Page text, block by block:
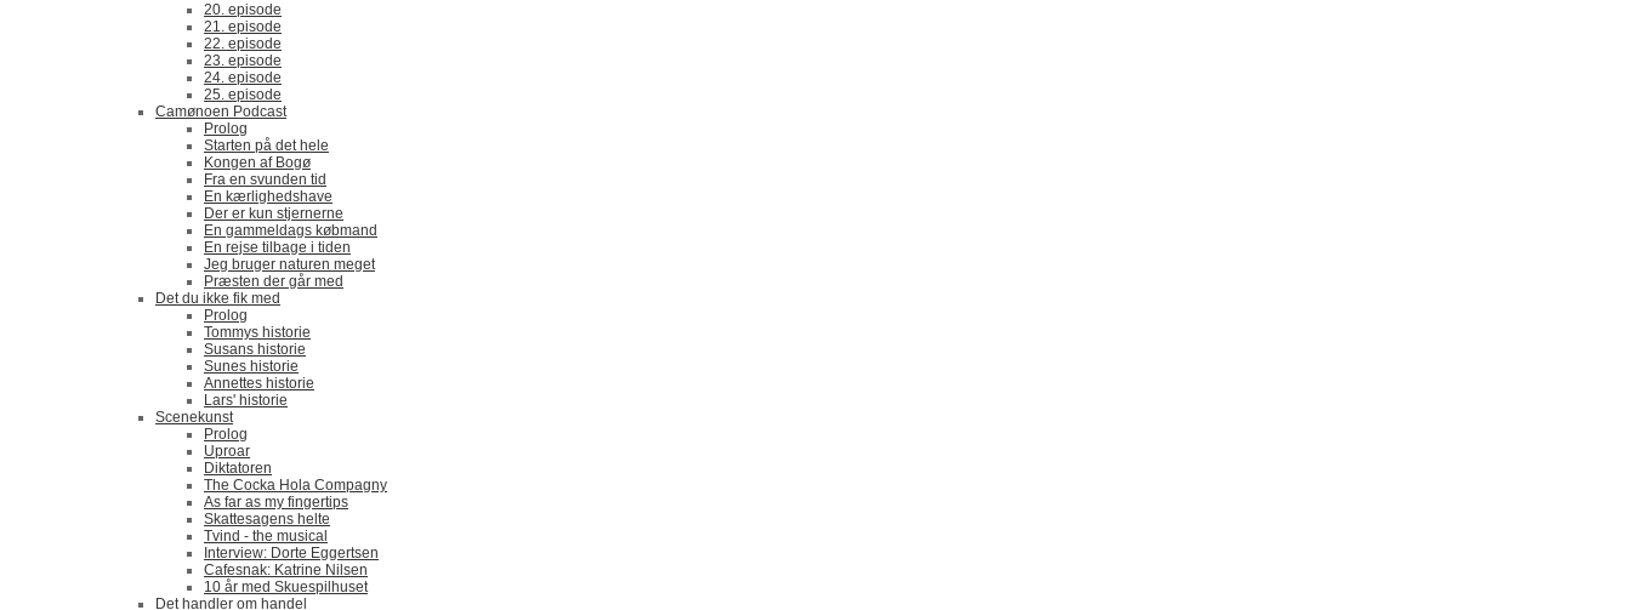
20. episode
21. episode
22. episode
23. episode
24. episode
25. episode
Camønoen Podcast
Prolog
Starten på det hele
Kongen af Bogø
Fra en svunden tid
En kærlighedshave
Der er kun stjernerne
En gammeldags købmand
En rejse tilbage i tiden
Jeg bruger naturen meget
Præsten der går med
Det du ikke fik med
Prolog
Tommys historie
Susans historie
Sunes historie
Annettes historie
Lars' historie
Scenekunst
Prolog
Uproar
Diktatoren
The Cocka Hola Compagny
As far as my fingertips
Skattesagens helte
Tvind - the musical
Interview: Dorte Eggertsen
Cafesnak: Katrine Nilsen
10 år med Skuespilhuset
Det handler om handel